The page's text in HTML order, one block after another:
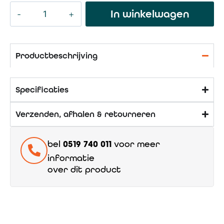
In winkelwagen
Productbeschrijving
Specificaties
Verzenden, afhalen & retourneren
bel 0519 740 011 voor meer
informatie
over dit product